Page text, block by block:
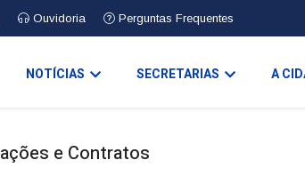
Ouvidoria Perguntas Frequentes
NOTÍCIAS SECRETARIAS A
e Contratos